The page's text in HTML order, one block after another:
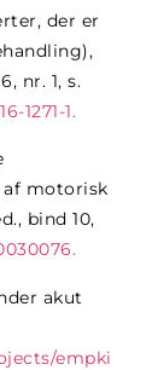
der er
nr. 1, s.
1271-1.
af motorisk
bind 10,
akut
empki